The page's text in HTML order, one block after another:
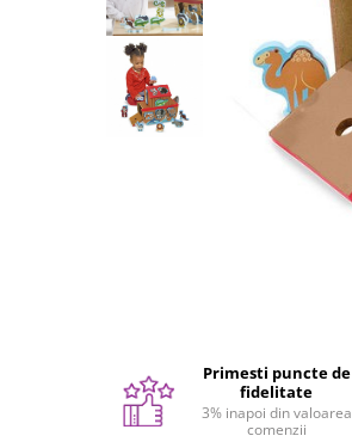
Rajzkészletek
Festőkészletek gyerekeknek
Gyerek tetoválások
Kinetikus homok
Gyerek munkapadok
Primesti puncte de
fidelitate
3% inapoi din valoarea
comenzii